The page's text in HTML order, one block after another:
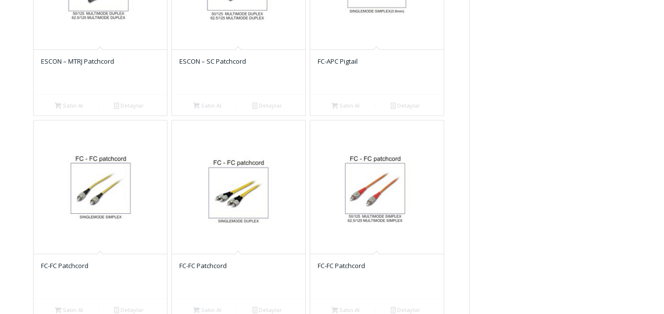
ESCON – MTRJ Patchcord
Satın Al Detaylar
ESCON – SC Patchcord
Satın Al Detaylar
FC-APC Pigtail
Satın Al Detaylar
FC-FC Patchcord
Satın Al Detaylar
FC-FC Patchcord
Satın Al Detaylar
FC-FC Patchcord
Satın Al Detaylar